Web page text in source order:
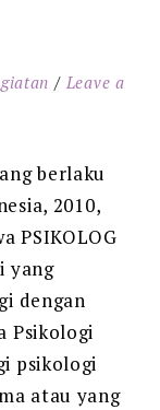
Leave a
berlaku
2010,
PSIKOLOG
yang
dengan
Psikologi
psikologi
atau yang